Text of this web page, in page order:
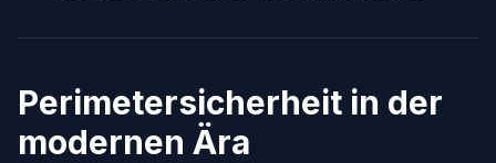
Perimetersicherheit in der
modernen Ära